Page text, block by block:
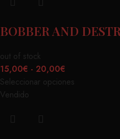
BOBBER AND
out of stock
15,00€ - 20,00€
Seleccionar opciones
Vendido